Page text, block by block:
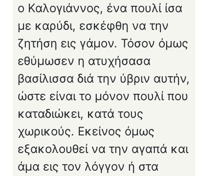
ο Καλογιάννος, ένα πουλί ίσα
με καρύδι, εσκέφθη να την
ζητήση εις γάμον. Τόσον όμως
εθύμωσεν η ατυχήσασα
βασίλισσα διά την ύβριν αυτήν,
ώστε είναι το μόνον πουλί που
καταδιώκει, κατά τους
χωρικούς. Εκείνος όμως
εξακολουθεί να την αγαπά και
άμα εις τον λόγγον ή στα